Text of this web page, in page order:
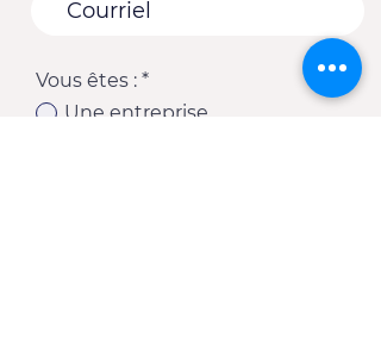
Vous êtes : *
Une entreprise